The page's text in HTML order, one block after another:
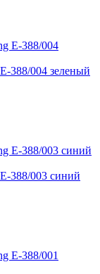
388/004 зеленый
388/003 синий